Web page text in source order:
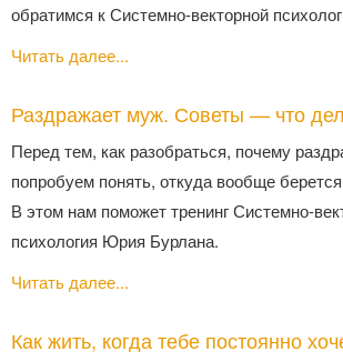
обратимся к Системно-векторной
Читать далее...
Раздражает муж. Советы — что
Перед тем, как разобраться, почему
попробуем понять, откуда вообще
В этом нам поможет тренинг Системно-
психология Юрия Бурлана.
Читать далее...
Как жить, когда тебе постоянно